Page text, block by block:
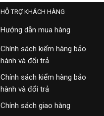
HỖ TRỢ KHÁCH HÀNG
Hướng dẫn mua hàng
Chính sách kiểm hàng bảo
hành và đổi trả
Chính sách kiểm hàng bảo
hành và đổi trả
Chính sách giao hàng